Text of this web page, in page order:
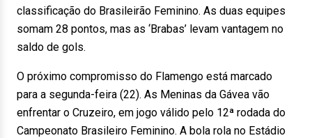
classificação do Brasileirão Feminino. As duas equipes
somam 28 pontos, mas as ‘Brabas’ levam vantagem no
saldo de gols.
O próximo compromisso do Flamengo está marcado
para a segunda-feira (22). As Meninas da Gávea vão
enfrentar o Cruzeiro, em jogo válido pelo 12ª rodada do
Campeonato Brasileiro Feminino. A bola rola no Estádio